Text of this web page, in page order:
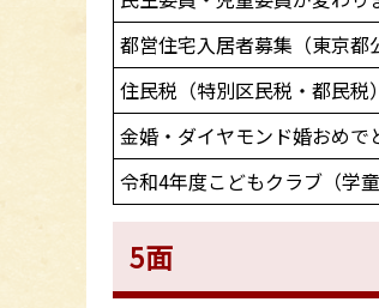
都営住宅入居者募集（東京都
住民税（特別区民税・都民
金婚・ダイヤモンド婚おめで
令和4年度こどもクラブ（学
5面